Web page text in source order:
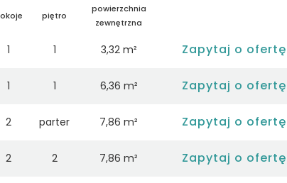
piętro
powierzchnia
zewnętrzna
1 1 3,32 m² Zapytaj o ofertę
1 1 6,36 m² Zapytaj o ofertę
2 parter 7,86 m² Zapytaj o ofertę
2 2 7,86 m² Zapytaj o ofertę